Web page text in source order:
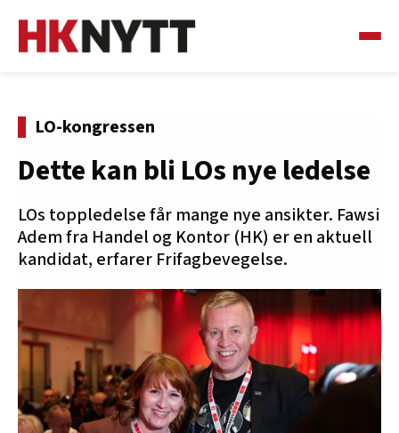
LO-kongressen
Dette kan bli LOs nye ledelse
LOs toppledelse får mange nye ansikter. Fawsi
Adem fra Handel og Kontor (HK) er en aktuell
kandidat, erfarer Frifagbevegelse.